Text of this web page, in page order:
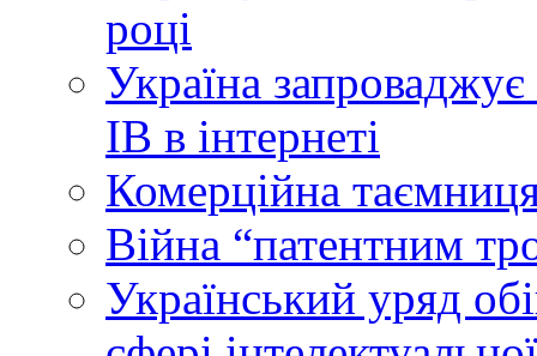
році
Україна
ІВ в інтернеті
Комерційна
Війна “патентним
Український уряд